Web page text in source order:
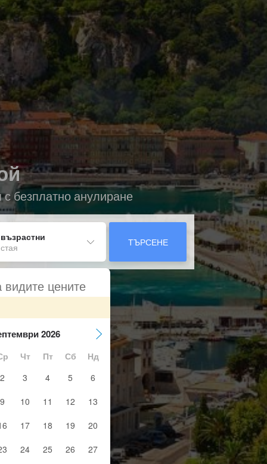
безплатно анулиране
ТЪРСЕНЕ
цените
2026
Чт Пт Сб
Нд
2
3 4 5
6
9
10 11 12
13
17 18 19
20
24 25 26 27